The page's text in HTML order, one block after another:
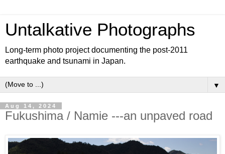
Untalkative Photographs
Long-term photo project documenting the post-2011
earthquake and tsunami in Japan.
▼
Aug 14, 2024
Fukushima / Namie ---an unpaved road